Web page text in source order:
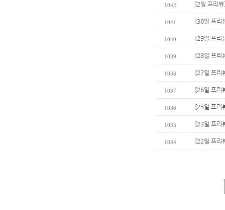
1042 [2일 프리
1041 [30일 프리
1040 [29일 프리
1039 [28일 프리
1038 [27일 프리
1037 [26일 프리
1036 [25일 프리
1035 [23일 프리
1034 [22일 프리